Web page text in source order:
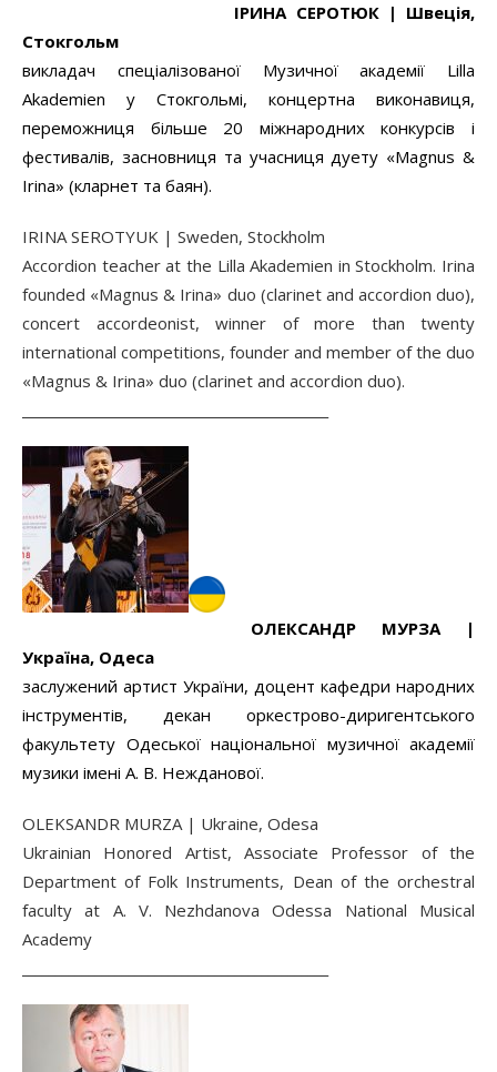
ІРИНА СЕРОТЮК | Швеція,
Стокгольм
викладач спеціалізованої Музичної академії Lilla
Akademien у Стокгольмі, концертна виконавиця,
переможниця більше 20 міжнародних конкурсів і
фестивалів, засновниця та учасниця дуету «Magnus &
Irina» (кларнет та баян).
IRINA SEROTYUK | Sweden, Stockholm
Accordion teacher at the Lilla Akademien in Stockholm. Irina
founded «Magnus & Irina» duo (clarinet and accordion duo),
сoncert accordeonist, winner of more than twenty
international competitions, founder and member of the duo
«Magnus & Irina» duo (clarinet and accordion duo).
ОЛЕКСАНДР
МУРЗА |
Україна, Одеса
заслужений артист України, доцент кафедри народних
інструментів, декан оркестрово-диригентського
факультету Одеської національної музичної академії
музики імені А. В. Нежданової.
OLEKSANDR MURZA | Ukraine, Odesa
Ukrainian Honored Artist, Associate Professor of the
Department of Folk Instruments, Dean of the orchestral
faculty at A. V. Nezhdanova Odessa National Musical
Academy